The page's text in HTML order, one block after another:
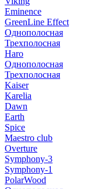
Eminence
GreenLine Effect
Однополосная
Трехполосная
Haro
Однополосная
Трехполосная
Kaiser
Karelia
Dawn
Earth
Spice
Maestro club
Overture
Symphony-3
Symphony-1
PolarWood